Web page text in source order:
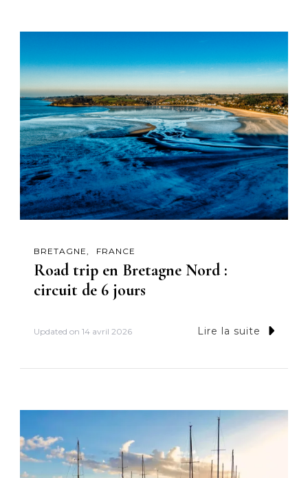
BRETAGNE FRANCE
Road trip en Bretagne Nord :
circuit de 6 jours
Updated on 14 avril 2026 Lire la suite